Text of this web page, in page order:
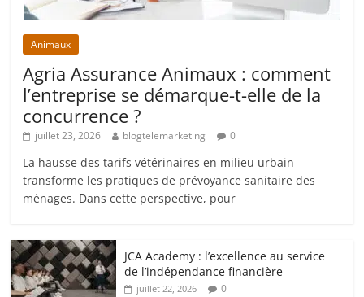
Animaux
Agria Assurance Animaux : comment
l’entreprise se démarque-t-elle de la
concurrence ?
juillet 23, 2026 blogtelemarketing 0
La hausse des tarifs vétérinaires en milieu urbain
transforme les pratiques de prévoyance sanitaire des
ménages. Dans cette perspective, pour
JCA Academy : l’excellence au service
de l’indépendance financière
juillet 22, 2026 0